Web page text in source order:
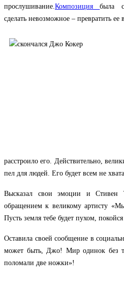
прослушивание.Композициябыла
сделать невозможное – превратить ее
расстроило его. Действительно,
пел для людей. Его будет всем не
Высказал свои эмоции и Стивен
обращением к великому артисту
Пусть земля тебе будет пухом,
Оставила своей сообщение в
может быть, Джо! Мир одинок без
поломали две ножки»!